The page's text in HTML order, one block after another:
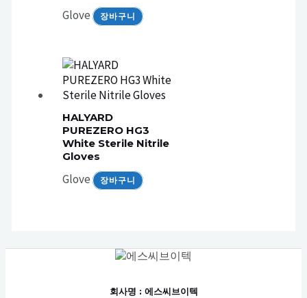
Glove 장바구니
HALYARD
PUREZERO HG3
White Sterile Nitrile
Gloves
Glove 장바구니
회사명 : 에스씨브이텍